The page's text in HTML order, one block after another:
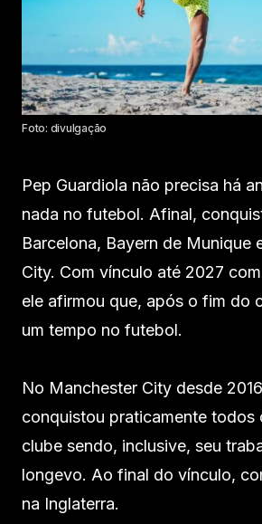
Foto: divulgação
Pep Guardiola não precisa há
nada no futebol. Afinal,
Barcelona, Bayern de Munique
City. Com vínculo até 2027
ele afirmou que, após o fim do
um tempo no futebol.
No Manchester City desde
conquistou praticamente todos
clube sendo, inclusive, seu
longevo. Ao final do vínculo,
na Inglaterra.